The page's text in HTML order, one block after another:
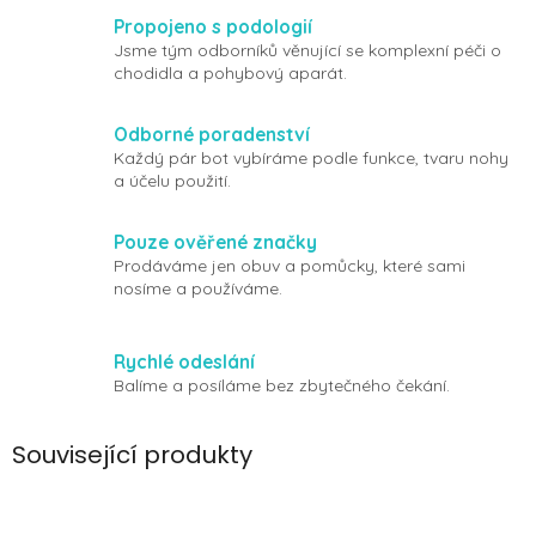
Propojeno s podologií
Jsme tým odborníků věnující se komplexní péči o
chodidla a pohybový aparát.
Odborné poradenství
Každý pár bot vybíráme podle funkce, tvaru nohy
a účelu použití.
Pouze ověřené značky
Prodáváme jen obuv a pomůcky, které sami
nosíme a používáme.
Rychlé odeslání
Balíme a posíláme bez zbytečného čekání.
Související produkty